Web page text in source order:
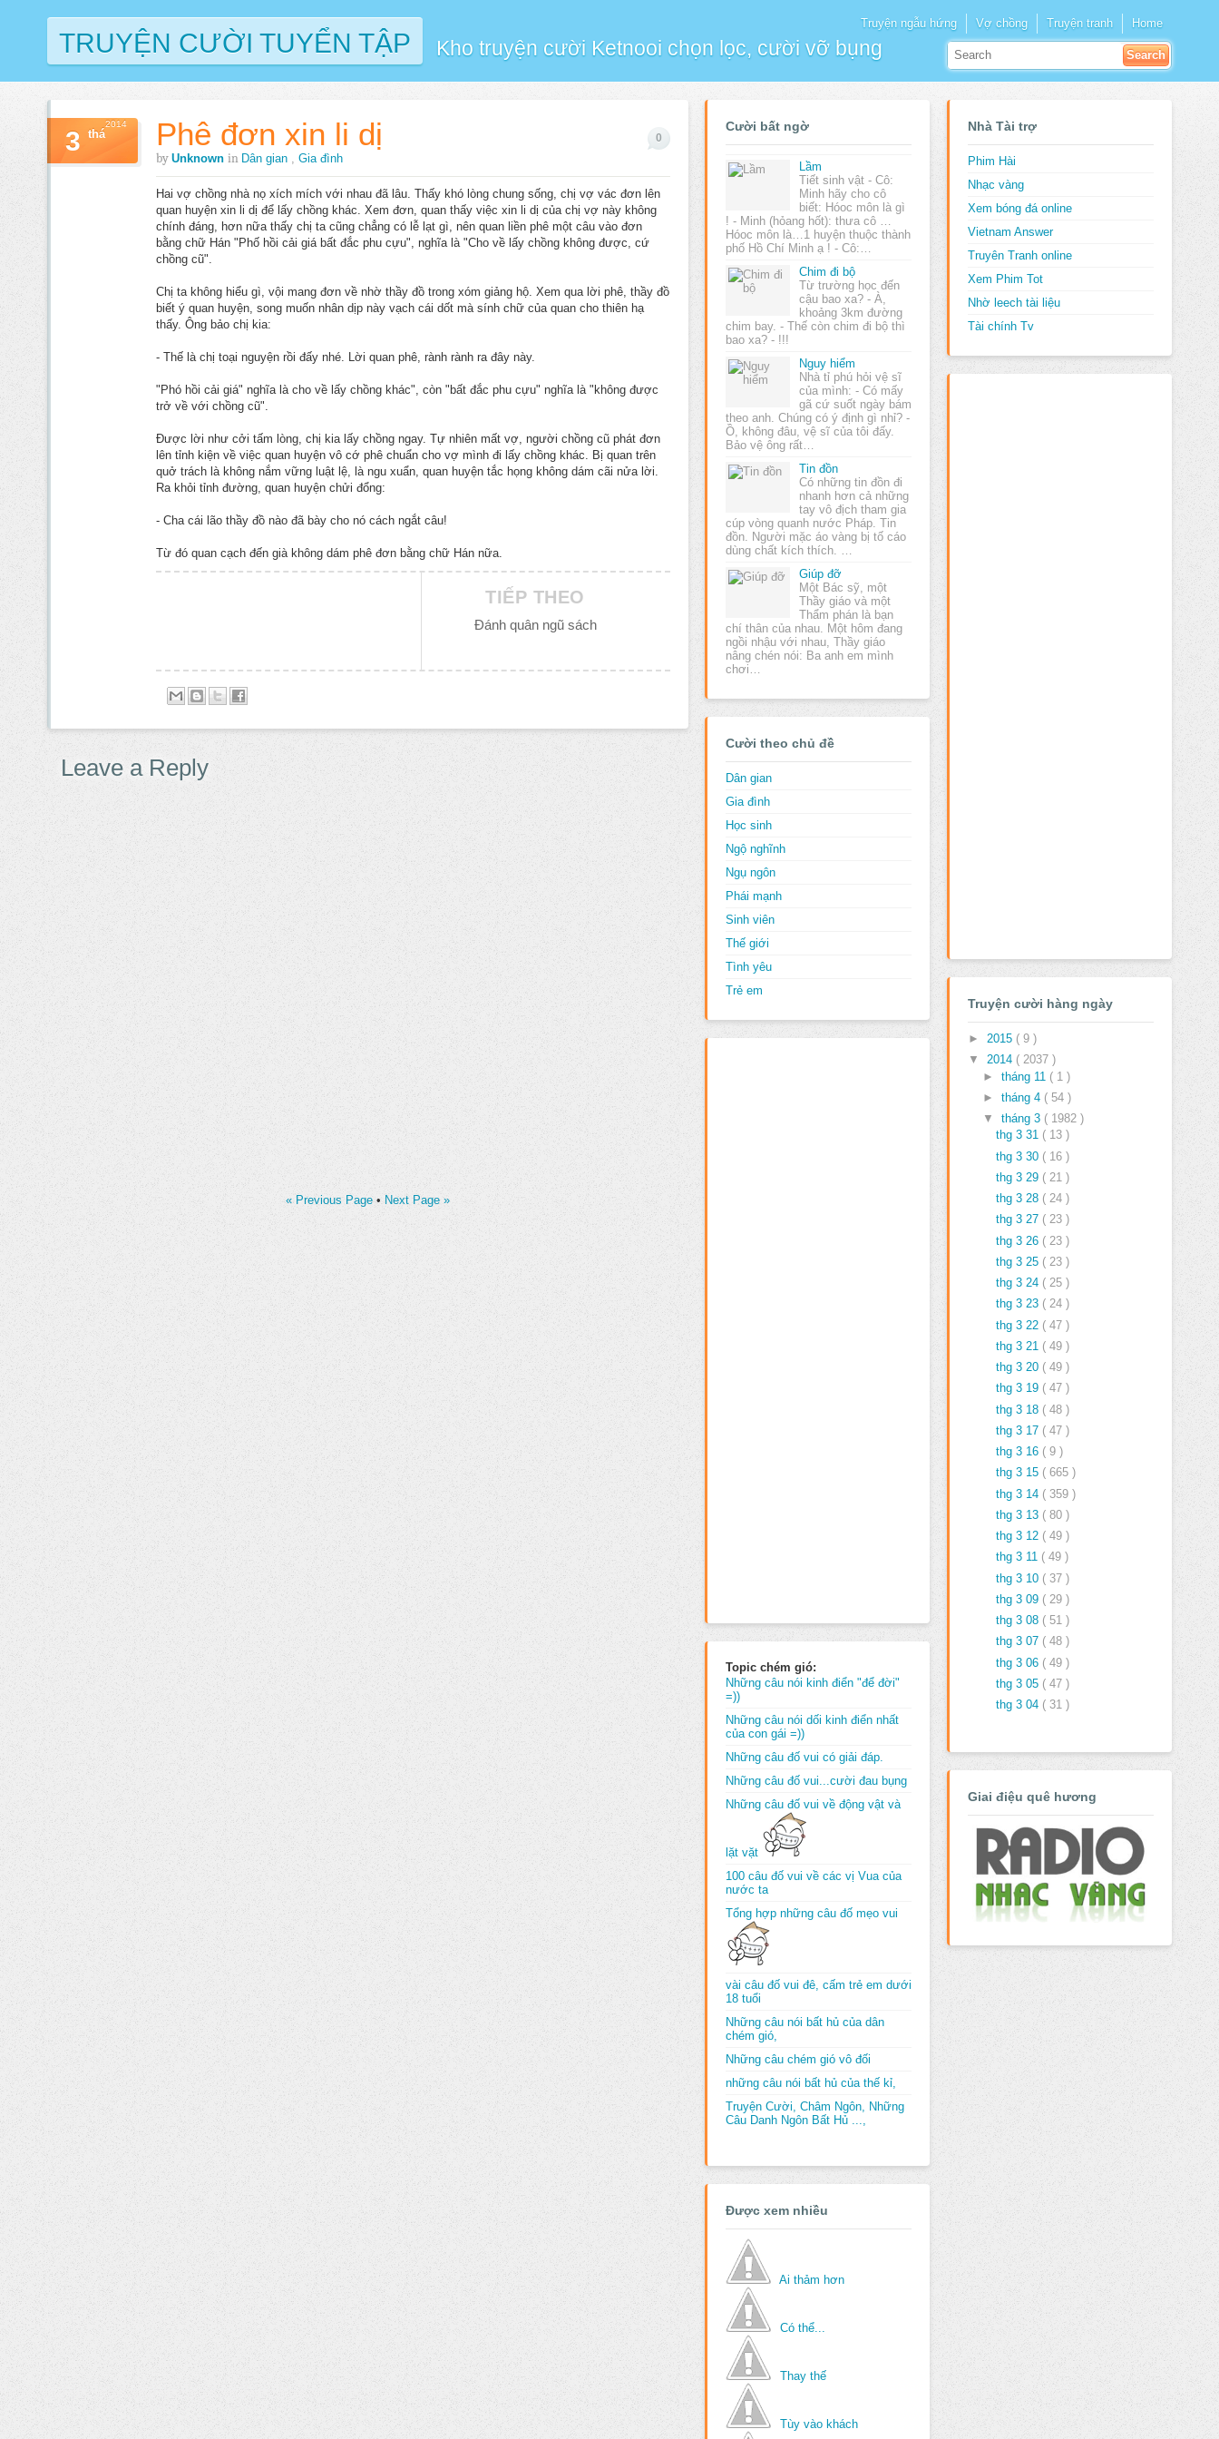
TRUYỆN CƯỜI TUYỂN TẬP Kho truyện cười Ketnooi chọn lọc, cười vỡ bụng
Truyện ngẫu hứng Vợ chồng Truyện tranh Home
Phê đơn xin li dị
by Unknown in Dân gian , Gia đình
3 thá
2014
0
Hai vợ chồng nhà nọ xích mích với nhau đã lâu. Thấy khó lòng chung sống, chị vợ vác đơn lên
quan huyện xin li dị để lấy chồng khác. Xem đơn, quan thấy việc xin li dị của chị vợ này không
chính đáng, hơn nữa thấy chị ta cũng chẳng có lễ lạt gì, nên quan liền phê một câu vào đơn
bằng chữ Hán "Phố hồi cải giá bất đắc phu cựu", nghĩa là "Cho về lấy chồng không được, cứ
chồng cũ".
Chị ta không hiểu gì, vội mang đơn về nhờ thầy đồ trong xóm giảng hộ. Xem qua lời phê, thầy đồ
biết ý quan huyện, song muốn nhân dịp này vạch cái dốt mà sính chữ của quan cho thiên hạ
thấy. Ông bảo chị kia:
- Thế là chị toại nguyện rồi đấy nhé. Lời quan phê, rành rành ra đây này.
"Phó hồi cải giá" nghĩa là cho về lấy chồng khác", còn "bất đắc phu cựu" nghĩa là "không được
trở về với chồng cũ".
Ðược lời như cởi tấm lòng, chị kia lấy chồng ngay. Tự nhiên mất vợ, người chồng cũ phát đơn
lên tỉnh kiện về việc quan huyện vô cớ phê chuẩn cho vợ mình đi lấy chồng khác. Bị quan trên
quở trách là không nắm vững luật lệ, là ngu xuẩn, quan huyện tắc họng không dám cãi nửa lời.
Ra khỏi tỉnh đường, quan huyện chửi đổng:
- Cha cái lão thầy đồ nào đã bày cho nó cách ngắt câu!
Từ đó quan cạch đến già không dám phê đơn bằng chữ Hán nữa.
TIẾP THEO
Đánh quân ngũ sách
Leave a Reply
« Previous Page • Next Page »
Cười bất ngờ
Lầm
Tiết sinh vật - Cô:
Minh hãy cho cô
biết: Hóoc môn là gì
! - Minh (hỏang hốt): thưa cô …
Hóoc môn là…1 huyện thuộc thành
phố Hồ Chí Minh ạ ! - Cô:…
Chim đi bộ
Từ trường học đến
cậu bao xa? - À,
khoảng 3km đường
chim bay. - Thế còn chim đi bộ thì
bao xa? - !!!
Nguy hiểm
Nhà tỉ phú hỏi vệ sĩ
của mình: - Có mấy
gã cứ suốt ngày bám
theo anh. Chúng có ý định gì nhỉ? -
Ồ, không đâu, vệ sĩ của tôi đấy.
Bảo vệ ông rất…
Tin đồn
Có những tin đồn đi
nhanh hơn cả những
tay vô địch tham gia
cúp vòng quanh nước Pháp. Tin
đồn. Người mặc áo vàng bị tố cáo
dùng chất kích thích. …
Giúp đỡ
Một Bác sỹ, một
Thầy giáo và một
Thẩm phán là bạn
chí thân của nhau. Một hôm đang
ngồi nhậu với nhau, Thầy giáo
nâng chén nói: Ba anh em mình
chơi…
Cười theo chủ đề
Dân gian
Gia đình
Học sinh
Ngộ nghĩnh
Ngụ ngôn
Phái mạnh
Sinh viên
Thế giới
Tình yêu
Trẻ em
Topic chém gió:
Những câu nói kinh điển "để đời"
=))
Những câu nói dối kinh điển nhất
của con gái =))
Những câu đố vui có giải đáp.
Những câu đố vui...cười đau bụng
Những câu đố vui về động vật và
lặt vặt
100 câu đố vui về các vị Vua của
nước ta
Tổng hợp những câu đố mẹo vui
vài câu đố vui đê, cấm trẻ em dưới
18 tuổi
Những câu nói bất hủ của dân
chém gió,
Những câu chém gió vô đối
những câu nói bất hủ của thế kỉ,
Truyện Cười, Châm Ngôn, Những
Câu Danh Ngôn Bất Hủ ...,
Được xem nhiều
Ai thảm hơn
Có thể...
Thay thế
Tùy vào khách
Nhà Tài trợ
Phim Hài
Nhạc vàng
Xem bóng đá online
Vietnam Answer
Truyên Tranh online
Xem Phim Tot
Nhờ leech tài liệu
Tài chính Tv
Truyện cười hàng ngày
► 2015 ( 9 )
▼ 2014 ( 2037 )
► tháng 11 ( 1 )
► tháng 4 ( 54 )
▼ tháng 3 ( 1982 )
thg 3 31 ( 13 )
thg 3 30 ( 16 )
thg 3 29 ( 21 )
thg 3 28 ( 24 )
thg 3 27 ( 23 )
thg 3 26 ( 23 )
thg 3 25 ( 23 )
thg 3 24 ( 25 )
thg 3 23 ( 24 )
thg 3 22 ( 47 )
thg 3 21 ( 49 )
thg 3 20 ( 49 )
thg 3 19 ( 47 )
thg 3 18 ( 48 )
thg 3 17 ( 47 )
thg 3 16 ( 9 )
thg 3 15 ( 665 )
thg 3 14 ( 359 )
thg 3 13 ( 80 )
thg 3 12 ( 49 )
thg 3 11 ( 49 )
thg 3 10 ( 37 )
thg 3 09 ( 29 )
thg 3 08 ( 51 )
thg 3 07 ( 48 )
thg 3 06 ( 49 )
thg 3 05 ( 47 )
thg 3 04 ( 31 )
Giai điệu quê hương